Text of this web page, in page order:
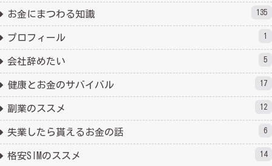
お金にまつわる知識 135
プロフィール 1
会社辞めたい 5
健康とお金のサバイバル 17
副業のススメ 12
失業したら貰えるお金の話 6
格安SIMのススメ 14